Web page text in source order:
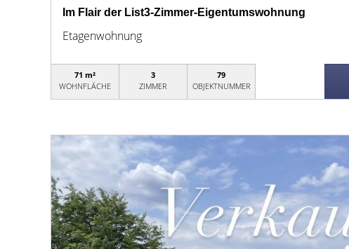
Im Flair der List3-Zimmer-Eigentumswohnung
Etagenwohnung
71 m²
WOHNFLÄCHE
3
ZIMMER
79
OBJEKTNUMMER